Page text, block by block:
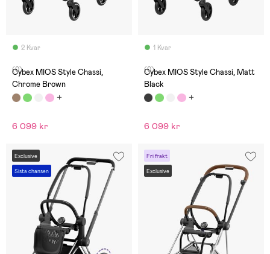
2 Kvar
(0)
Cybex MIOS Style Chassi,
Chrome Brown
6 099 kr
1 Kvar
(0)
Cybex MIOS Style Chassi, Matt
Black
6 099 kr
Exclusive
Sista chansen
Fri frakt
Exclusive